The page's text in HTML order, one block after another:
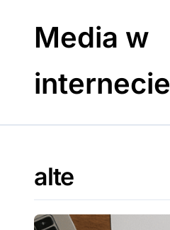
Media w
internecie
alte